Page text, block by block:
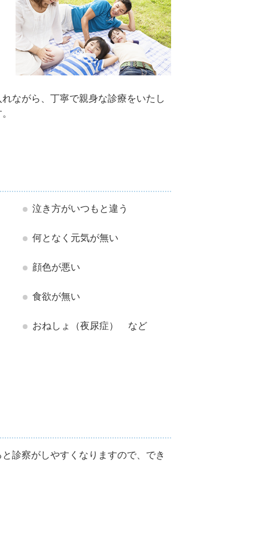
ながら、丁寧で親身な診療をいたし
泣き方がいつもと違う
何となく元気が無い
顔色が悪い
食欲が無い
おねしょ（夜尿症） など
診察がしやすくなりますので、でき